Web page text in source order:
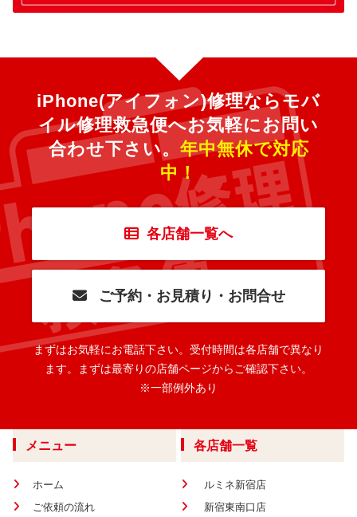
iPhone(アイフォン)修理ならモバ
イル修理救急便へお気軽にお問い
合わせ下さい。 年中無休で対応
中！
各店舗一覧へ
ご予約・お見積り・お問合せ
まずはお気軽にお電話下さい。 受付時間は各店舗で異なり
ます。
まずは最寄りの店舗ページからご確認下さい。
※一部例外あり
メニュー
ホーム
ご依頼の流れ
各店舗一覧
ルミネ新宿店
新宿東南口店